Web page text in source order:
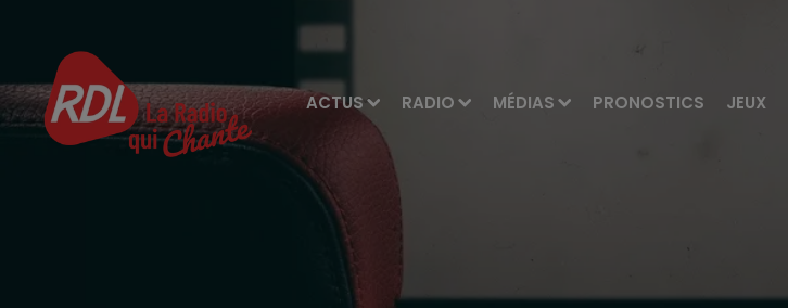
ACTUS RADIO MÉDIAS PRONOSTICS JEUX